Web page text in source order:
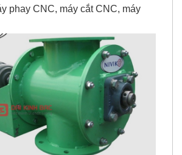
trộn công nghiệp, …
phay CNC, máy cắt CNC, máy